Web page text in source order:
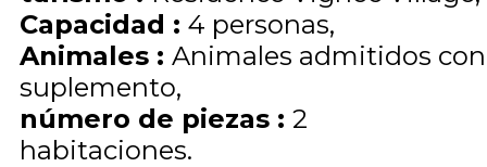
Capacidad : 4 personas
Animales : Animales admitidos con
suplemento
número de piezas : 2
habitaciones